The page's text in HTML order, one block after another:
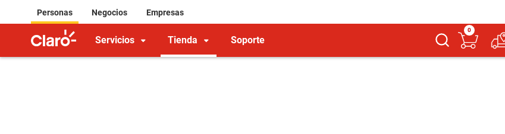
Personas Negocios Empresas
Servicios Tienda Soporte
0